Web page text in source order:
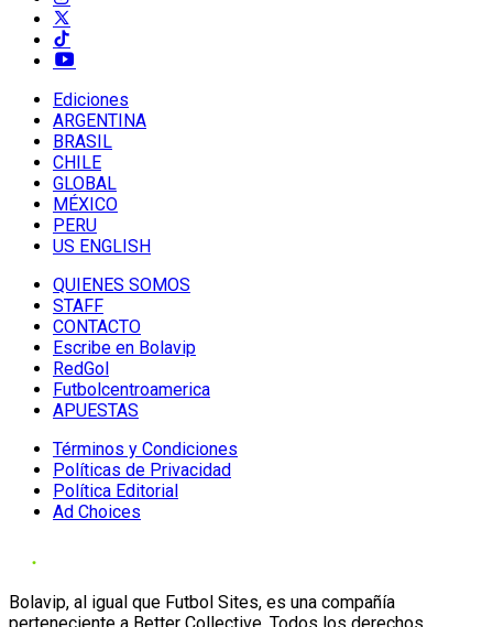
Ediciones
ARGENTINA
BRASIL
CHILE
GLOBAL
MÉXICO
PERU
US ENGLISH
QUIENES SOMOS
STAFF
CONTACTO
Escribe en Bolavip
RedGol
Futbolcentroamerica
APUESTAS
Términos y Condiciones
Políticas de Privacidad
Política Editorial
Ad Choices
Bolavip, al igual que Futbol Sites, es una compañía